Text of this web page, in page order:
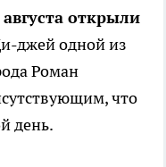
открыли
джей одной из
Роман
что
день.